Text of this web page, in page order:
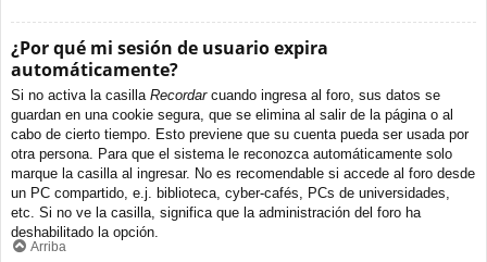
¿Por qué mi sesión de usuario expira
automáticamente?
Si no activa la casilla Recordarcuando ingresa al foro, sus datos se
guardan en una cookie segura, que se elimina al salir de la página o al
cabo de cierto tiempo. Esto previene que su cuenta pueda ser usada por
otra persona. Para que el sistema le reconozca automáticamente solo
marque la casilla al ingresar. No es recomendable si accede al foro desde
un PC compartido, e.j. biblioteca, cyber-cafés, PCs de universidades,
etc. Si no ve la casilla, significa que la administración del foro ha
deshabilitado la opción.
Arriba